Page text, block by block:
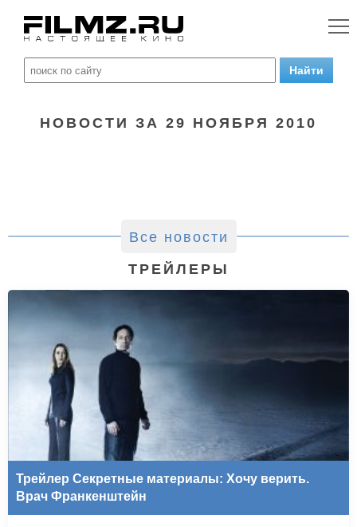
НОВОСТИ ЗА 29 НОЯБРЯ 2010
Все новости
ТРЕЙЛЕРЫ
Трейлер Секретные материалы: Хочу верить.
Врач Франкенштейн